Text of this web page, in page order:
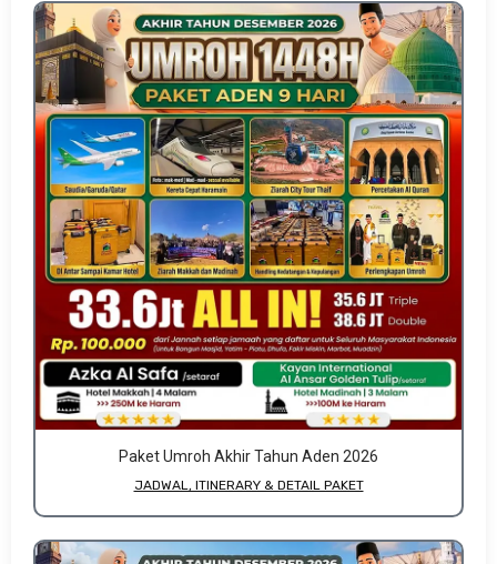
Paket Umroh Akhir Tahun Aden 2026
JADWAL, ITINERARY & DETAIL PAKET